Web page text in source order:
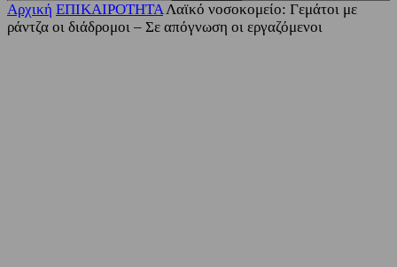
Αρχική ΕΠΙΚΑΙΡΟΤΗΤΑΛαϊκό νοσοκομείο: Γεμάτοι με
ράντζα οι διάδρομοι – Σε απόγνωση οι εργαζόμενοι